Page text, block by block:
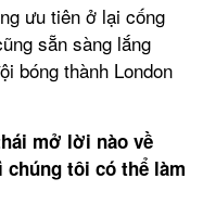
ưu tiên ở lại cống
sẵn sàng lắng
bóng thành London
mở lời nào về
tôi có thể làm